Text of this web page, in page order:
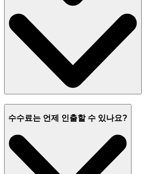
수수료는 언제 인출할 수 있나요?